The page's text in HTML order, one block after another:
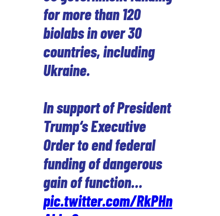
for more than 120
biolabs in over 30
countries, including
Ukraine.
In support of President
Trump‘s Executive
Order to end federal
funding of dangerous
gain of function…
pic.twitter.com/RkPHn